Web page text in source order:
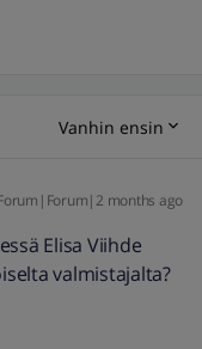
Vanhin ensin
months ago
Elisa Viihde
valmistajalta?